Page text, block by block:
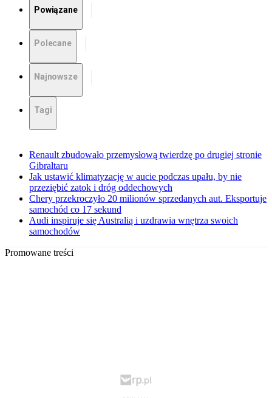
Powiązane
Polecane
Najnowsze
Tagi
Renault zbudowało przemysłową twierdzę po drugiej stronie
Gibraltaru
Jak ustawić klimatyzację w aucie podczas upału, by nie
przeziębić zatok i dróg oddechowych
Chery przekroczyło 20 milionów sprzedanych aut. Eksportuje
samochód co 17 sekund
Audi inspiruje się Australią i uzdrawia wnętrza swoich
samochodów
Promowane treści